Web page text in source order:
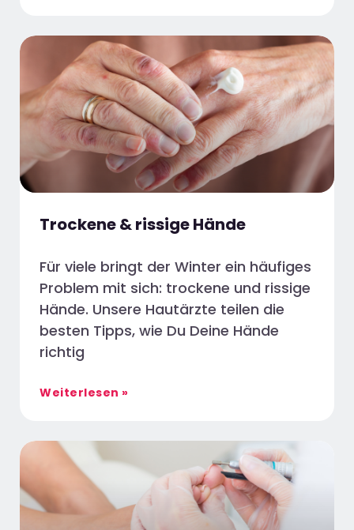
Trockene & rissige Hände
Für viele bringt der Winter ein häufiges
Problem mit sich: trockene und rissige
Hände. Unsere Hautärzte teilen die
besten Tipps, wie Du Deine Hände
richtig
Weiterlesen »